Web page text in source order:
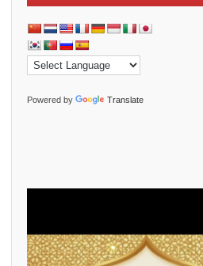
Powered by Translate